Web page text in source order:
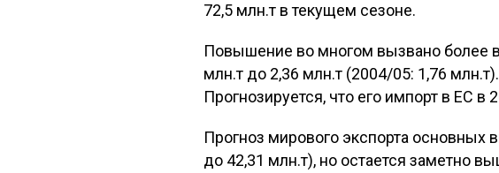
72,5 млн.т в текущем сезоне.
Повышение во многом вызвано более
млн.т до 2,36 млн.т (2004/05: 1,76
Прогнозируется, что его импорт в ЕС в
Прогноз мирового экспорта основных
до 42,31 млн.т), но остается заметно